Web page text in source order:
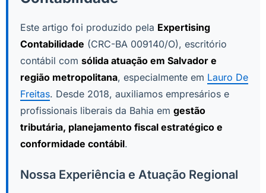
Este artigo foi produzido pela Expertising
Contabilidade (CRC-BA 009140/O), escritório
contábil com sólida atuação em Salvador e
região metropolitana, especialmente em Lauro De
Freitas. Desde 2018, auxiliamos empresários e
profissionais liberais da Bahia em gestão
tributária, planejamento fiscal estratégico e
conformidade contábil.
Nossa Experiência e Atuação Regional